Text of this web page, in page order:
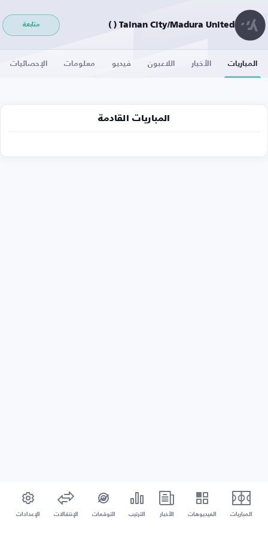
Tainan City/Madura United ( ) متابعة
المباريات الأخبار اللاعبون فيديو معلومات الإحصائيات
المباريات القادمة
المباريات الفيديوهات الأخبار الترتيب التوقعات الإنتقالات الإعدادات